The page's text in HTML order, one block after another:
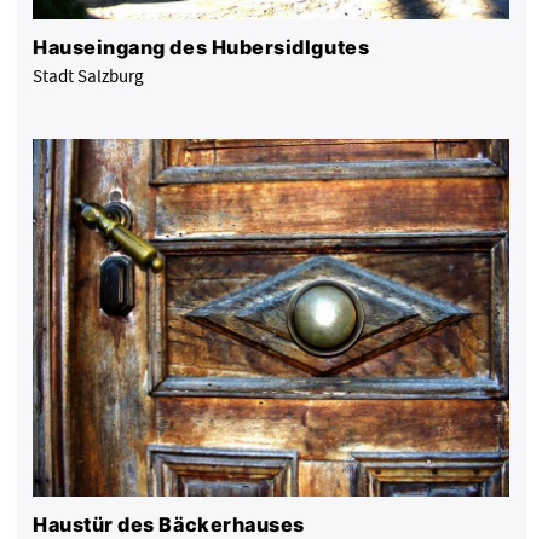
Hauseingang des Hubersidlgutes
Stadt Salzburg
Haustür des Bäckerhauses